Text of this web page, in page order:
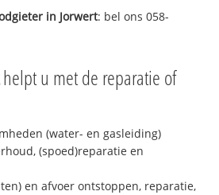
in Jorwert: bel ons 058-
helpt u met de reparatie of
(water- en gasleiding)
(spoed)reparatie en
en afvoer ontstoppen, reparatie,